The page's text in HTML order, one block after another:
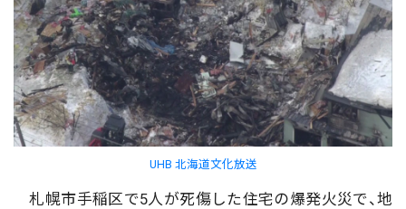
UHB 北海道文化放送
札幌市手稲区で5人が死傷した住宅の爆発火災で、地